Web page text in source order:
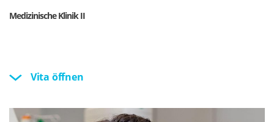
Medizinische Klinik II
Vita öffnen